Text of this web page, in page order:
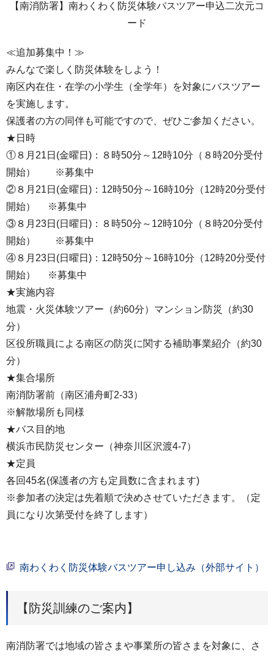
【南消防署】南わくわく防災体験バスツアー申込二次元コ
ード
≪追加募集中！≫
みんなで楽しく防災体験をしよう！
南区内在住・在学の小学生（全学年）を対象にバスツアー
を実施します。
保護者の方の同伴も可能ですので、ぜひご参加ください。
★日時
①８月21日(金曜日)：８時50分～12時10分（８時20分受付
開始） ※募集中
②８月21日(金曜日)：12時50分～16時10分（12時20分受付
開始） ※募集中
③８月23日(日曜日)：８時50分～12時10分（８時20分受付
開始） ※募集中
④８月23日(日曜日)：12時50分～16時10分（12時20分受付
開始） ※募集中
★実施内容
地震・火災体験ツアー（約60分）マンション防災（約30
分）
区役所職員による南区の防災に関する補助事業紹介（約30
分）
★集合場所
南消防署前（南区浦舟町2-33）
※解散場所も同様
★バス目的地
横浜市民防災センター（神奈川区沢渡4-7）
★定員
各回45名(保護者の方も定員数に含まれます)
※参加者の決定は先着順で決めさせていただきます。（定
員になり次第受付を終了します）
南わくわく防災体験バスツアー申し込み（外部サイト）
【防災訓練のご案内】
南消防署では地域の皆さまや事業所の皆さまを対象に、さ